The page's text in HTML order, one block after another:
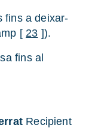
fins a deixar-
[23 ]).
fins al
Recipient